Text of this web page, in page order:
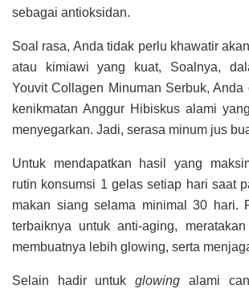
sebagai antioksidan.
Soal rasa, Anda tidak perlu khawatir
atau kimiawi yang kuat, Soalnya,
Youvit Collagen Minuman Serbuk, Anda
kenikmatan Anggur Hibiskus alami
menyegarkan. Jadi, serasa minum jus
Untuk mendapatkan hasil yang
rutin konsumsi 1 gelas setiap hari saat
makan siang selama minimal 30 hari.
terbaiknya untuk anti-aging,
membuatnya lebih glowing, serta
Selain hadir untukglowing alami